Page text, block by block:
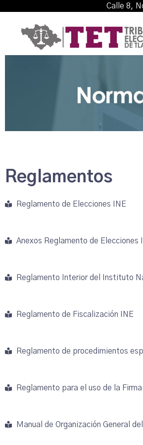
Calle 8,
Reglamentos
Reglamento de Elecciones INE
Anexos Reglamento de Elecciones
Reglamento Interior del Instituto
Reglamento de Fiscalización INE
Reglamento de procedimientos
Reglamento para el uso de la
Manual de Organización General